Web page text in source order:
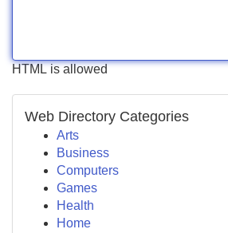
HTML is allowed
Web Directory Categories
Arts
Business
Computers
Games
Health
Home